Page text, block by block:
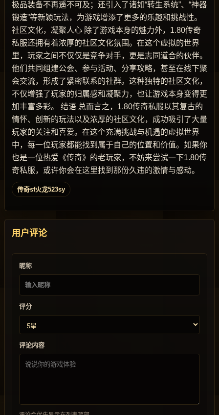
极品装备不再遥不可及；还引入了诸如“转生系统”、“神器
锻造”等新颖玩法，为游戏增添了更多的乐趣和挑战性。
社区文化，凝聚人心 除了游戏本身的魅力外，1.80传奇
私服还拥有着浓厚的社区文化氛围。在这个虚拟的世界
里，玩家之间不仅仅是竞争对手，更是志同道合的伙伴。
他们共同组建公会、参与活动、分享攻略，甚至在线下聚
会交流，形成了紧密联系的社群。这种独特的社区文化，
不仅增强了玩家的归属感和凝聚力，也让游戏本身变得更
加丰富多彩。 结语 总而言之，1.80传奇私服以其复古的
情怀、创新的玩法以及浓厚的社区文化，成功吸引了大量
玩家的关注和喜爱。在这个充满挑战与机遇的虚拟世界
中，每一位玩家都能找到属于自己的位置和价值。如果你
也是一位热爱《传奇》的老玩家，不妨来尝试一下1.80传
奇私服，或许你会在这里找到那份久违的激情与感动。
传奇sf火龙523sy
用户评论
昵称
评分
评论内容